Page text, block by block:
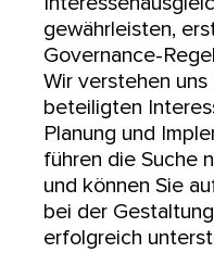
gewährleisten,
Governance-
Wir verstehen
beteiligten
Planung und
führen die Suche
und können Sie
bei der
erfolgreich